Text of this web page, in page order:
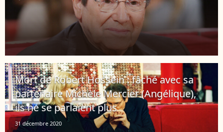
Mort de Robert Hossein : fâché avec sa
partenaire Michèle Mercier (Angélique),
ils ne se parlaient plus
31 décembre 2020